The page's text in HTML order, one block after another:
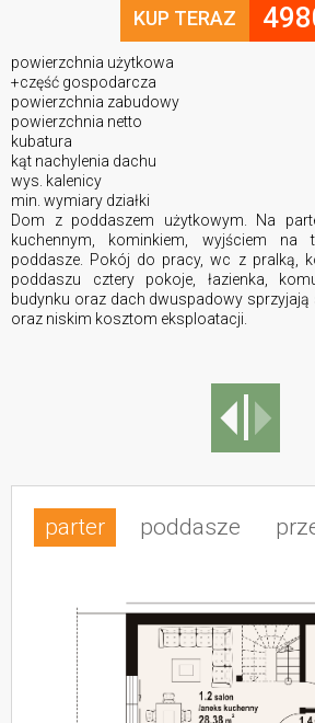
KUP TERAZ
powierzchnia użytkowa
+część gospodarcza
powierzchnia zabudowy
powierzchnia netto
kubatura
kąt nachylenia dachu
wys. kalenicy
min. wymiary działki
Dom z poddaszem użytkowym. Na
kuchennym, kominkiem, wyjściem
poddasze. Pokój do pracy, wc z pralką,
poddaszu cztery pokoje, łazienka,
budynku oraz dach dwuspadowy sprzyjają
oraz niskim kosztom eksploatacji.
parter poddasze